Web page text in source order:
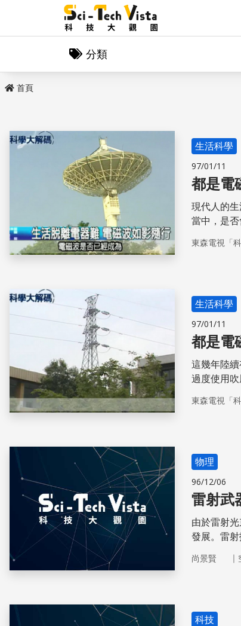
分類
首頁
生活科學
97/01/11
都是電
現代人的
當中，是
稍加留意
東森電視「
生活科學
97/01/11
都是電
這幾年陸
過度使用
能存在的
東森電視「
物理
96/12/06
雷射武
由於雷射
發展。雷
尚景賢 ｜
科技